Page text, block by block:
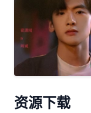
资源下载